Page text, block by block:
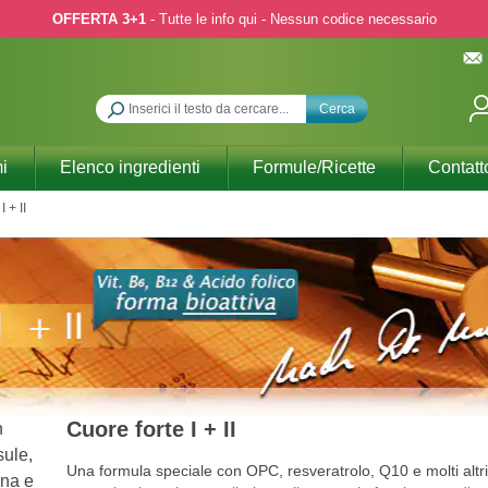
OFFERTA 3+1- Tutte le info qui - Nessun codice necessario
Cerca
Elenco ingredienti Formule/Ricette
+ II
Cuore forte I + II
Una formula speciale con OPC, resveratrolo, Q10 e molti